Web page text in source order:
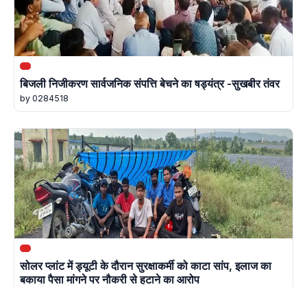
बिजली निजीकरण सार्वजनिक संपत्ति बेचने का षड्यंत्र -सुखबीर तंवर
by 0284518
सोलर प्लांट में ड्यूटी के दौरान सुरक्षाकर्मी को काटा सांप, इलाज का
बकाया पैसा मांगने पर नौकरी से हटाने का आरोप